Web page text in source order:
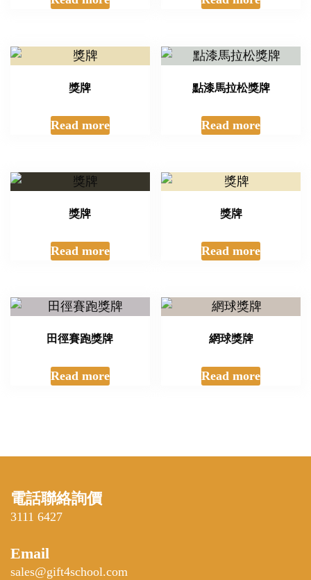
獎牌
Read more
點漆馬拉松獎牌
Read more
獎牌
Read more
獎牌
Read more
田徑賽跑獎牌
Read more
網球獎牌
Read more
電話聯絡詢價
3111 6427
Email
sales@gift4school.com